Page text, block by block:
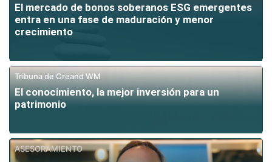
El mercado de bonos soberanos ESG emergentes
entra en una fase de maduración y menor
crecimiento
Tribuna de Creand WM
El conocimiento, la mejor inversión para un
patrimonio
ASESORAMIENTO